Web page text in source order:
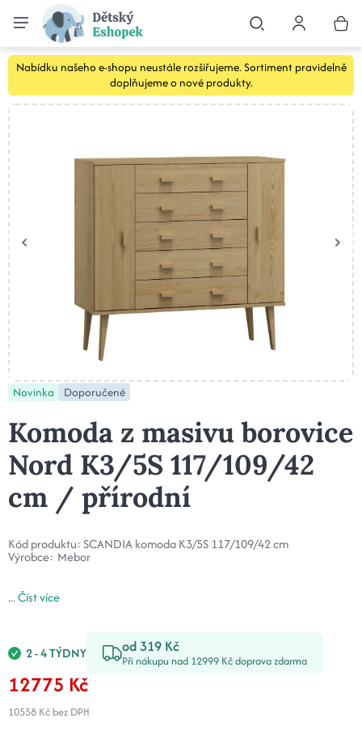
Nabídku našeho e-shopu neustále rozšiřujeme. Sortiment pravidelně
doplňujeme o nové produkty.
Novinka Doporučené
Komoda z masivu borovice
Nord K3/5S 117/109/42
cm / přírodní
Kód produktu: SCANDIA komoda K3/5S 117/109/42 cm
Výrobce: Mebor
...Číst více
2 - 4 TÝDNY od 319 Kč
Při nákupu nad 12999 Kč doprava zdarma
12775 Kč
10558 Kč bez DPH